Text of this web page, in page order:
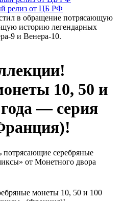
релиз от ЦБ РФ
в обращение потрясающую
историю легендарных
9 и Венера-10.
10, 50 и
— серия
серебряные
от Монетного двора